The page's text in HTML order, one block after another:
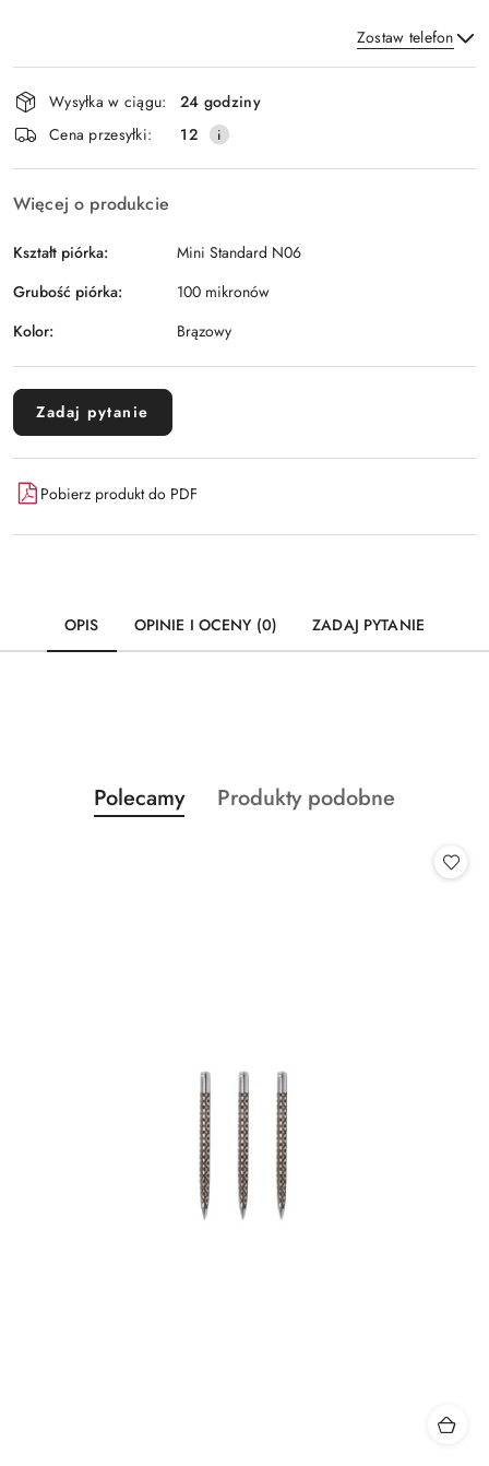
Zostaw telefon
Wyślij
Dostępność
i
dostawa
Wysyłka w ciągu:
24 godziny
Cena przesyłki:
12
Więcej o produkcie
Kształt piórka:
Mini Standard N06
Grubość piórka:
100 mikronów
Kolor:
Brązowy
Zadaj pytanie
Pobierz produkt do PDF
OPIS OPINIE I OCENY (0) ZADAJ PYTANIE
Pomiń karuzelę produktów
Produkty
o
Polecamy
Produkty
Produkty podobne